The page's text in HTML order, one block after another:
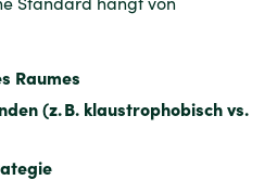
Raumes
(z. B. klaustrophobisch vs.